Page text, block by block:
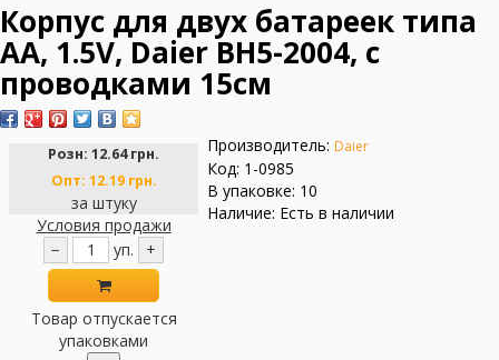
Корпус для двух батареек типа
АА, 1.5V, Daier BH5-2004, с
проводками 15см
Розн: 12.64 грн.
Опт: 12.19 грн.
за штуку
Условия продажи
−
уп. +
Товар отпускается
упаковками
Производитель: Daier
Код: 1-0985
В упаковке: 10
Наличие: Есть в наличии